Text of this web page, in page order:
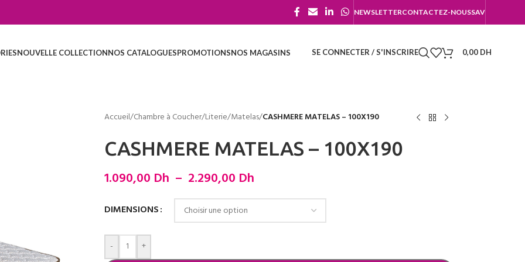
NEWSLETTERCONTACTEZ-NOUSSAV
NOUVELLE COLLECTIONNOS CATALOGUESPROMOTIONSNOS MAGASINS SE CONNECTER / S'INSCRIRE 0,00 DH
Accueil/Chambre à Coucher/Literie/Matelas/CASHMERE MATELAS – 100X190
CASHMERE MATELAS – 100X190
1.090,00 Dh – 2.290,00 Dh
DIMENSIONS
- +